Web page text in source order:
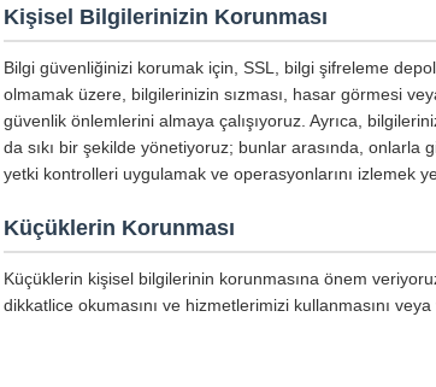
Kişisel Bilgilerinizin Korunması
Bilgi güvenliğinizi korumak için, SSL, bilgi şifreleme
olmamak üzere, bilgilerinizin sızması, hasar görmesi
güvenlik önlemlerini almaya çalışıyoruz. Ayrıca,
da sıkı bir şekilde yönetiyoruz; bunlar arasında, onlarla
yetki kontrolleri uygulamak ve operasyonlarını izlemek
Küçüklerin Korunması
Küçüklerin kişisel bilgilerinin korunmasına önem
dikkatlice okumasını ve hizmetlerimizi kullanmasını